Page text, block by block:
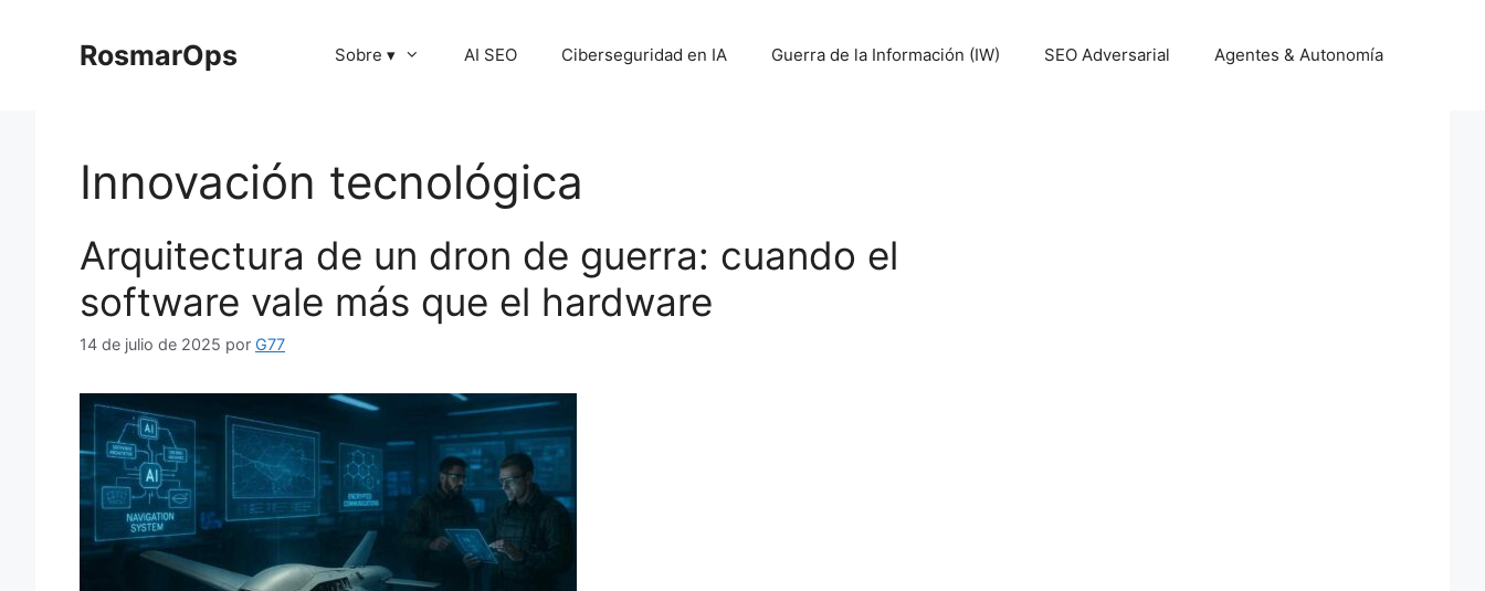
contenidoRosmarOps Sobre ▾ AI SEO Ciberseguridad en IA Guerra de la Información (IW) SEO Adversarial Agentes & Autonomía
Innovación tecnológica
Arquitectura de un dron de guerra: cuando el
software vale más que el hardware
14 de julio de 2025 por G77